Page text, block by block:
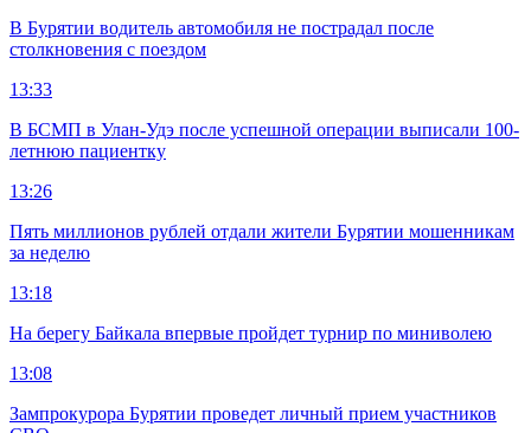
В Бурятии водитель автомобиля не пострадал после
столкновения с поездом
13:33
В БСМП в Улан-Удэ после успешной операции выписали 100-
летнюю пациентку
13:26
Пять миллионов рублей отдали жители Бурятии мошенникам
за неделю
13:18
На берегу Байкала впервые пройдет турнир по миниволею
13:08
Зампрокурора Бурятии проведет личный прием участников